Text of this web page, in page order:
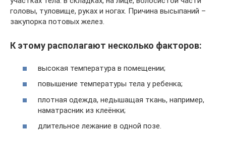
головы, туловище, руках и ногах. Причина высыпаний –
закупорка потовых желез.
К этому располагают несколько факторов:
высокая температура в помещении;
повышение температуры тела у ребенка;
плотная одежда, недышащая ткань, например,
наматрасник из клеёнки;
длительное лежание в одной позе.